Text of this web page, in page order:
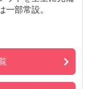
一部常設。